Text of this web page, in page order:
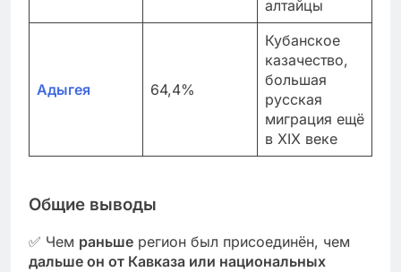
алтайцы
Адыгея 64,4%
Кубанское
казачество,
большая
русская
миграция ещё
в XIX веке
Общие выводы
✅ Чем раньше регион был присоединён, чем
дальше он от Кавказа или национальных